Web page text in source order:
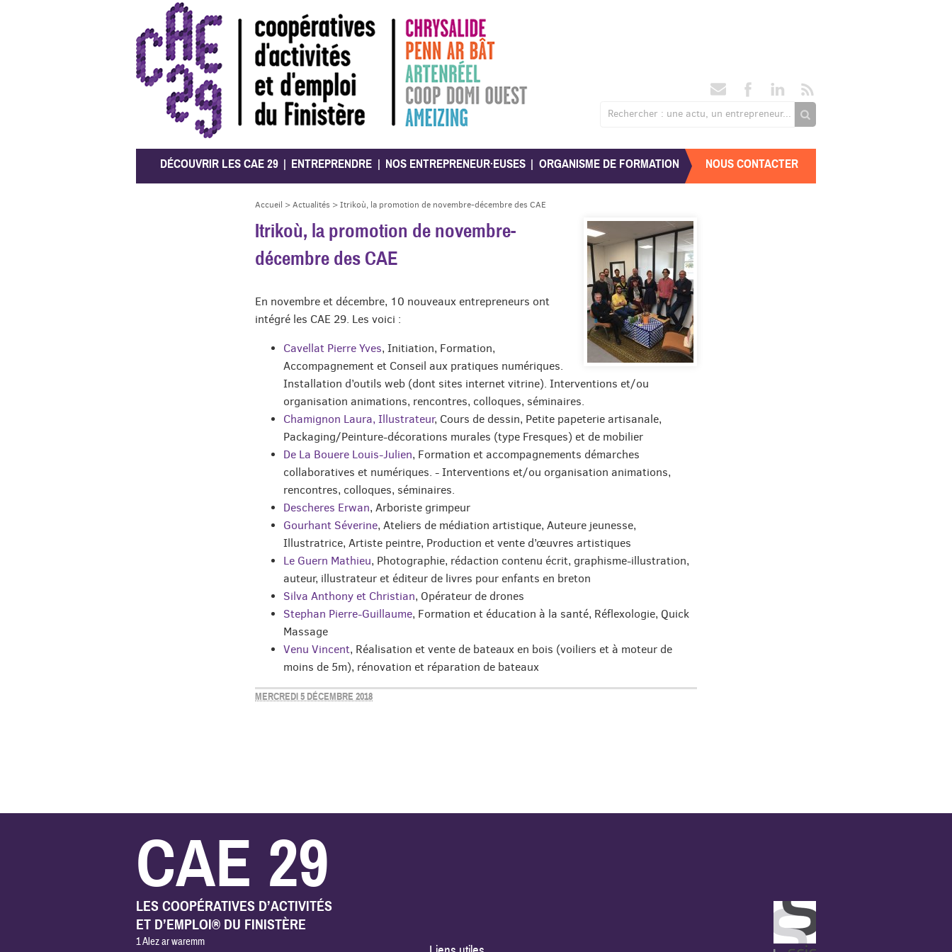
CAE 29
Rechercher : une actu, un entrepreneur...
DÉCOUVRIR LES CAE 29 ENTREPRENDRE NOS ENTREPRENEUR·EUSES ORGANISME DE FORMATION NOUS CONTACTER
Accueil > Actualités > Itrikoù, la promotion de novembre-décembre des CAE
Itrikoù, la promotion de novembre-
décembre des CAE
En novembre et décembre, 10 nouveaux entrepreneurs ont
intégré les CAE 29. Les voici :
Cavellat Pierre Yves, Initiation, Formation,
Accompagnement et Conseil aux pratiques numériques.
Installation d’outils web (dont sites internet vitrine). Interventions et/ou
organisation animations, rencontres, colloques, séminaires.
Chamignon Laura, Illustrateur, Cours de dessin, Petite papeterie artisanale,
Packaging/Peinture-décorations murales (type Fresques) et de mobilier
De La Bouere Louis-Julien, Formation et accompagnements démarches
collaboratives et numériques. - Interventions et/ou organisation animations,
rencontres, colloques, séminaires.
Descheres Erwan, Arboriste grimpeur
Gourhant Séverine, Ateliers de médiation artistique, Auteure jeunesse,
Illustratrice, Artiste peintre, Production et vente d’œuvres artistiques
Le Guern Mathieu, Photographie, rédaction contenu écrit, graphisme-illustration,
auteur, illustrateur et éditeur de livres pour enfants en breton
Silva Anthony et Christian, Opérateur de drones
Stephan Pierre-Guillaume, Formation et éducation à la santé, Réflexologie, Quick
Massage
Venu Vincent, Réalisation et vente de bateaux en bois (voiliers et à moteur de
moins de 5m), rénovation et réparation de bateaux
MERCREDI 5 DÉCEMBRE 2018
CAE 29
LES COOPÉRATIVES D’ACTIVITÉS
ET D’EMPLOI® DU FINISTÈRE
1 Alez ar waremm